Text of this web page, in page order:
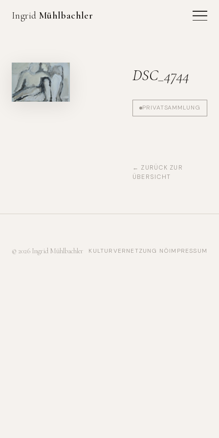
Ingrid Mühlbachler
DSC_4744
PRIVATSAMMLUNG
← ZURÜCK ZUR
ÜBERSICHT
© 2026 Ingrid Mühlbachler KULTURVERNETZUNG NÖIMPRESSUM